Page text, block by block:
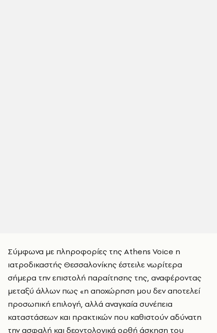
Σύμφωνα με πληροφορίες της Athens Voice η
ιατροδικαστής Θεσσαλονίκης έστειλε νωρίτερα
σήμερα την επιστολή παραίτησης της, αναφέροντας
μεταξύ άλλων πως «η αποχώρηση μου δεν αποτελεί
προσωπική επιλογή, αλλά αναγκαία συνέπεια
καταστάσεων και πρακτικών που καθιστούν αδύνατη
την ασφαλή και δεοντολογικά ορθή άσκηση του